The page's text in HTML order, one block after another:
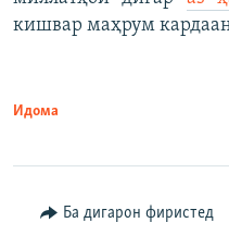
кишвар маҳрум
Идома
Ба дигарон фиристед